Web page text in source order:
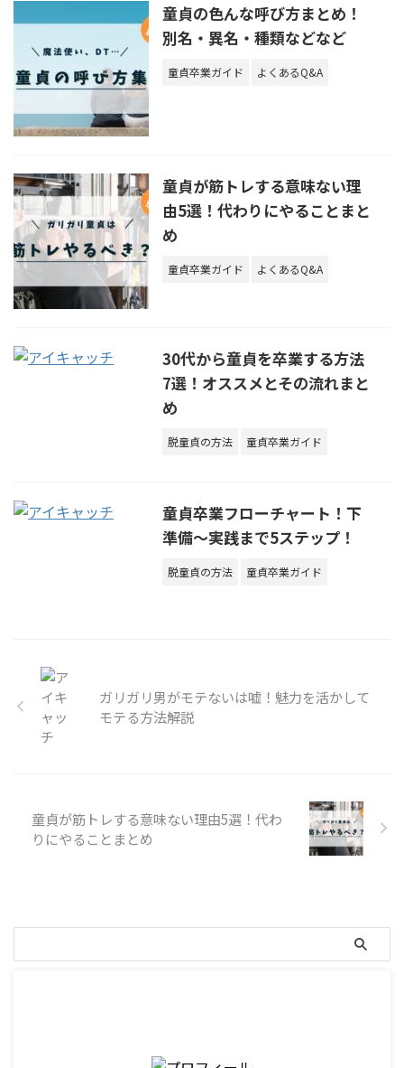
童貞の色んな呼び方まとめ！
別名・異名・種類などなど
童貞卒業ガイド よくあるQ&A
童貞が筋トレする意味ない理
由5選！代わりにやることまと
め
童貞卒業ガイド よくあるQ&A
30代から童貞を卒業する方法
7選！オススメとその流れまと
め
脱童貞の方法 童貞卒業ガイド
童貞卒業フローチャート！下
準備～実践まで5ステップ！
脱童貞の方法 童貞卒業ガイド
ガリガリ男がモテないは嘘！魅力を活かして
モテる方法解説
童貞が筋トレする意味ない理由5選！代わ
りにやることまとめ